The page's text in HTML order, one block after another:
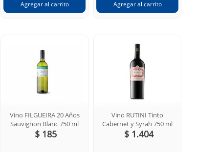
Vino FILGUEIRA 20 Años
Sauvignon Blanc 750 ml
$ 185
Vino RUTINI Tinto
Cabernet y Syrah 750 ml
$ 1.404